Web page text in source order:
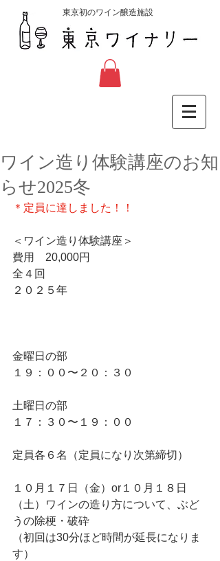
東京初のワイン醸造施設
ワイン造り体験講座のお知
らせ2025冬
＊定員に達しました！！
＜ワイン造り体験講座＞
費用　20,000円
全４回
２０２５年
金曜日の部
１９：００〜２０：３０
土曜日の部
１７：３０〜１９：００
定員各６名（定員になり次第締切）
１０月１７日（金）or１０月１８日
（土）ワインの造り方について、ぶど
うの除梗・破砕
（初回は30分ほど時間が延長になりま
す）